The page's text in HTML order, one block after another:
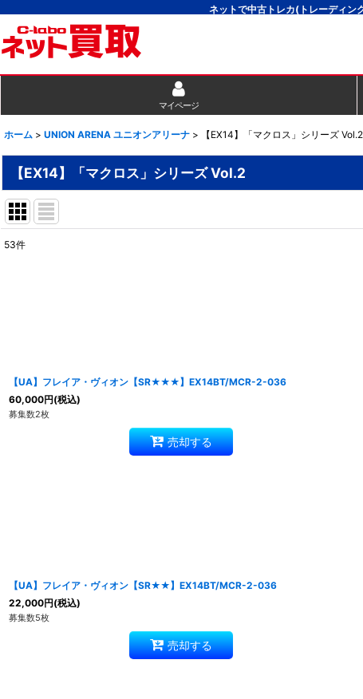
ネットで中古トレカ(トレーディン
マイページ
ホーム > UNION ARENA ユニオンアリーナ > 【EX14】「マクロス」シリーズ Vol.2
【EX14】「マクロス」シリーズ Vol.2
53件
【UA】フレイア・ヴィオン【SR★★★】EX14BT/MCR-2-036
60,000円(税込)
募集数2枚
売却する
【UA】フレイア・ヴィオン【SR★★】EX14BT/MCR-2-036
22,000円(税込)
募集数5枚
売却する